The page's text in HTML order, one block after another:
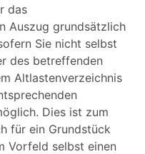
das
Auszug grundsätzlich
Sie nicht selbst
des betreffenden
Altlastenverzeichnis
Dies ist zum
für ein Grundstück
Vorfeld selbst einen